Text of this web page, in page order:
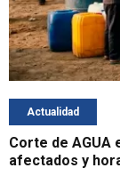
Actualidad
Corte de AGUA
afectados y